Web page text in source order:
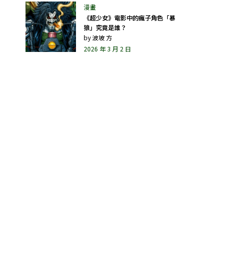
《超少女》電影中的瘋子角色「暴
狼」究竟是誰？
by波坡 方
2026 年 3 月 2 日